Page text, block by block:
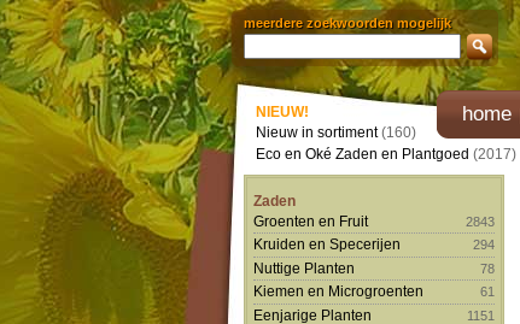
meerdere zoekwoorden mogelijk
home
NIEUW!
Nieuw in sortiment(160)
Eco en Oké Zaden en Plantgoed (2017)
Zaden
Groenten en Fruit
2843
Kruiden en Specerijen 294
Nuttige Planten 78
Kiemen en Microgroenten 61
Eenjarige Planten 1151